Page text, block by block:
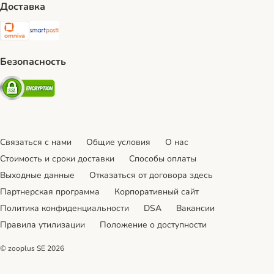
Доставка
Omniva Shipping Method
SmartPosti Shipping Method
Безопасность
Security
Связаться с нами Общие условия
О нас
Стоимость и сроки доставки
Cпособы оплаты
Выходные данные
Отказаться от договора здесь
Партнерская программа
Корпоративный сайт
Политика конфиденциальности
DSA
Вакансии
Правила утилизации
Положение о доступности
© zooplus SE 2026